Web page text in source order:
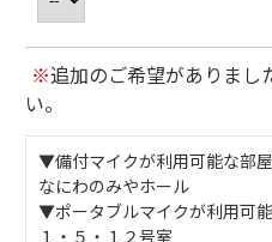
※追加のご希望がありまし
い。
▼備付マイクが利用可能な部屋
なにわのみやホール
▼ポータブルマイクが利用可
１・５・１２号室